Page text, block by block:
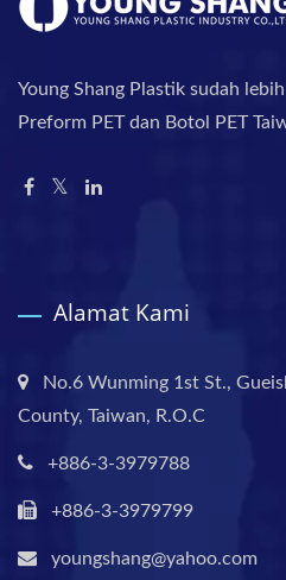
Young Shang Plastik sudah
Preform PET dan Botol PET
Alamat Kami
No.6 Wunming 1st St.,
County, Taiwan, R.O.C
+886-3-3979788
+886-3-3979799
youngshang@yahoo.com